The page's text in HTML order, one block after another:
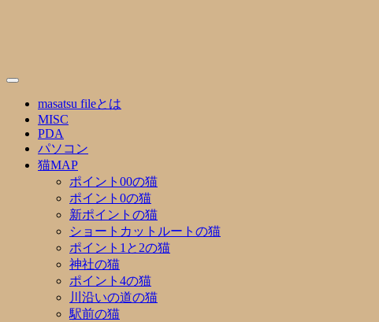
masatsu fileとは
MISC
PDA
パソコン
猫MAP
ポイント00の猫
ポイント0の猫
新ポイントの猫
ショートカットルートの猫
ポイント1と2の猫
神社の猫
ポイント4の猫
川沿いの道の猫
駅前の猫